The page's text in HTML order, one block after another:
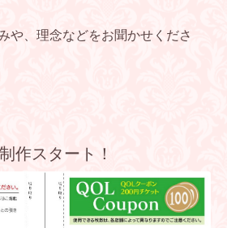
や、理念などをお聞かせくださ
作スタート！